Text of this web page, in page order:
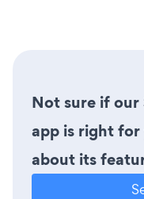
Not sure if our
app is right
about its